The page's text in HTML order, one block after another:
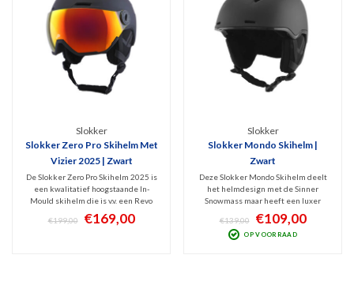
Slokker
Slokker Zero Pro Skihelm Met
Vizier 2025 | Zwart
De Slokker Zero Pro Skihelm 2025 is
een kwalitatief hoogstaande In-
Mould skihelm die is v.v. een Revo
spiegelvizier. Deze skihelm biedt
comfort en geeft optimaal zicht en
€199,00 €169,00
Slokker
Slokker Mondo Skihelm |
Zwart
Deze Slokker Mondo Skihelm deelt
het helmdesign met de Sinner
Snowmass maar heeft een luxer
interieur. Dit In-Mould type helm
biedt maximale bescherming maar is
toch erg licht (slechts 405 gram).
€139,00 €109,00
OP VOORRAAD